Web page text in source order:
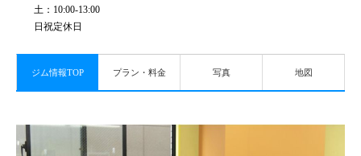
土：10:00-13:00
日祝定休日
ジム情報TOP プラン・料金 写真 地図